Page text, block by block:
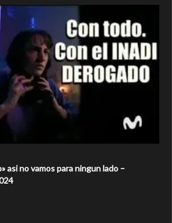
asi no vamos para ningun lado –